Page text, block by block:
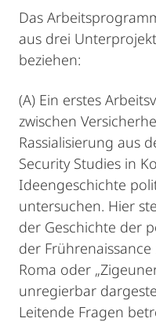
Das
aus drei
beziehen:
(A) Ein erstes
zwischen
Rassialisierung aus
Security Studies in
Ideengeschichte
untersuchen. Hier
der Geschichte der
der
Roma oder
unregierbar
Leitende Fragen